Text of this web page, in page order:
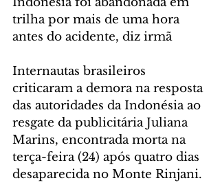
trilha por mais de uma hora
antes do acidente, diz irmã
Internautas brasileiros
criticaram a demora na resposta
das autoridades da Indonésia ao
resgate da publicitária Juliana
Marins, encontrada morta na
terça-feira (24) após quatro dias
desaparecida no Monte Rinjani.